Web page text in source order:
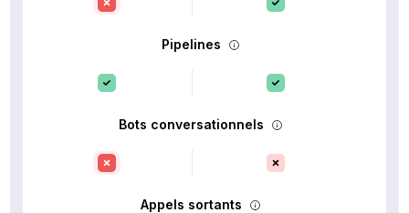
Pipelines
Bots conversationnels
Appels sortants